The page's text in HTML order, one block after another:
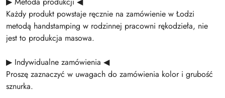
Każdy produkt powstaje ręcznie na zamówienie w Łodzi
metodą handstamping w rodzinnej pracowni rękodzieła, nie
jest to produkcja masowa.
▶ Indywidualne zamówienia ◀
Proszę zaznaczyć w uwagach do zamówienia kolor i grubość
sznurka.